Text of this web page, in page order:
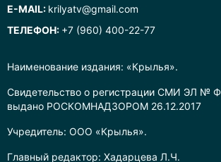
Наименование издания: «Крылья».
Свидетельство о регистрации СМИ ЭЛ №
выдано РОСКОМНАДЗОРОМ 26.12.2017
Учредитель: ООО «Крылья».
Главный редактор: Хадарцева Л.Ч.
E-MAIL: krilyatv@gmail.com
ТЕЛЕФОН: +7 (960) 400-22-77